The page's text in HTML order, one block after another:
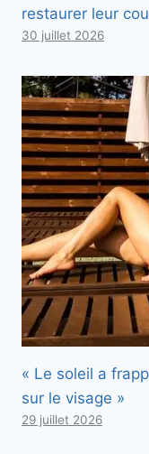
restaurer leur
30 juillet 2026
« Le soleil a
sur le visage »
29 juillet 2026